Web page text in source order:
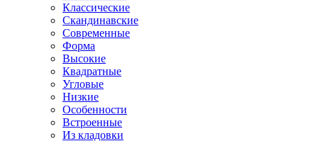
Классические
Скандинавские
Современные
Форма
Высокие
Квадратные
Угловые
Низкие
Особенности
Встроенные
Из кладовки